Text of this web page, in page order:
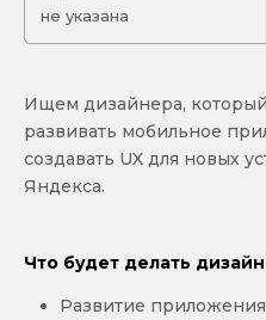
не указана
Ищем дизайнера,
развивать мобильное
создавать UX для новых
Яндекса.
Что будет делать
Развитие